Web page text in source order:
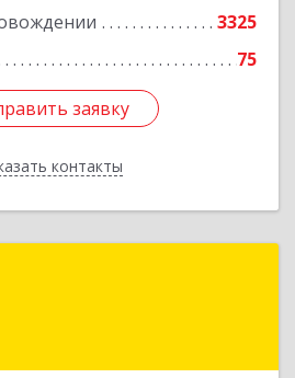
3325
75
заявку
контакты
заявку
Назад
обл, Екатеринбург г,